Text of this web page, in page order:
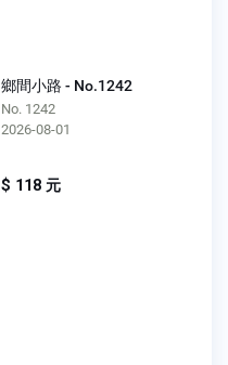
鄉間小路 - No.1242
No. 1242
2026-08-01
$ 118 元